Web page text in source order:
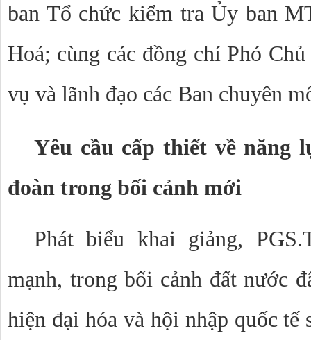
ban Tổ chức kiểm tra Ủy ban
Hoá; cùng các đồng chí Phó
vụ và lãnh đạo các Ban chuyên
Yêu cầu cấp thiết về năng
đoàn trong bối cảnh mới
Phát biểu khai giảng,
mạnh, trong bối cảnh đất nước
hiện đại hóa và hội nhập quốc tế